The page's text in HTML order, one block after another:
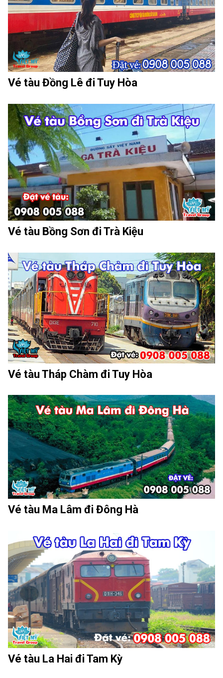
Vé tàu Đồng Lê đi Tuy Hòa
Vé tàu Bồng Sơn đi Trà Kiệu
Vé tàu Tháp Chàm đi Tuy Hòa
Vé tàu Ma Lâm đi Đông Hà
Vé tàu La Hai đi Tam Kỳ